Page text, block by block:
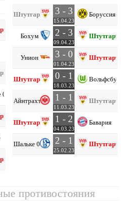
Штутгарт 3 - 3
15.04.23
Боруссия Д
Бохум 2 - 3
09.04.23
Штутгарт
Унион 3 - 0
01.04.23
Штутгарт
Штутгарт 0 - 1
18.03.23
Айнтрахт Ф 1 - 1
11.03.23
Штутгарт
Штутгарт 1 - 2
04.03.23
Бавария
Шальке 04 2 - 1
25.02.23
Штутгарт
противостояния